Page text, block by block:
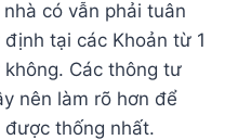
có vẫn phải tuân
tại các Khoản từ 1
Các thông tư
nên làm rõ hơn để
thống nhất.